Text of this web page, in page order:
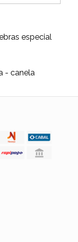
especial
- canela